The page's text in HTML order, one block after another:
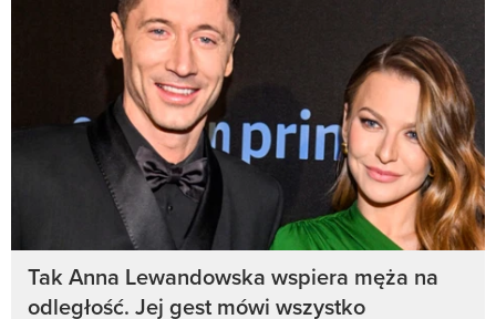
Tak Anna Lewandowska wspiera męża na
odległość. Jej gest mówi wszystko